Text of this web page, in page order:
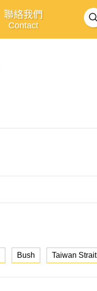
聯絡我們
Contact
Bush Taiwan Strait